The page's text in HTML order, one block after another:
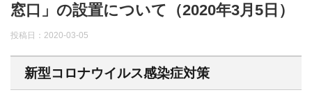
窓口」の設置について（2020年3月5日）
投稿日： 2020-03-05
新型コロナウイルス感染症対策